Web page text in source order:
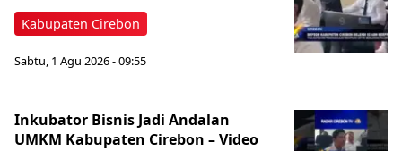
Kabupaten Cirebon
Sabtu, 1 Agu 2026 - 09:55
‎Inkubator Bisnis Jadi Andalan
UMKM Kabupaten Cirebon – Video